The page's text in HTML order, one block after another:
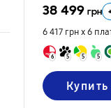
38 499 грн
6 417 грн х 6
6 5 5 5
Купить